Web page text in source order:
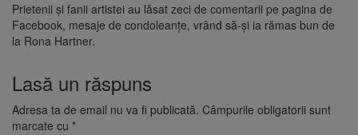
Prietenii și fanii artistei au lăsat zeci de comentarii pe pagina de
Facebook, mesaje de condoleanțe, vrând să-și ia rămas bun de
la Rona Hartner.
Lasă un răspuns
Adresa ta de email nu va fi publicată. Câmpurile obligatorii sunt
marcate cu *